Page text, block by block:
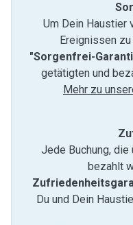
Um Dein Haustier
Ereignissen
"Sorgenfrei-
getätigten und
Mehr zu
Jede Buchung, die
bezahlt
Du und Dein